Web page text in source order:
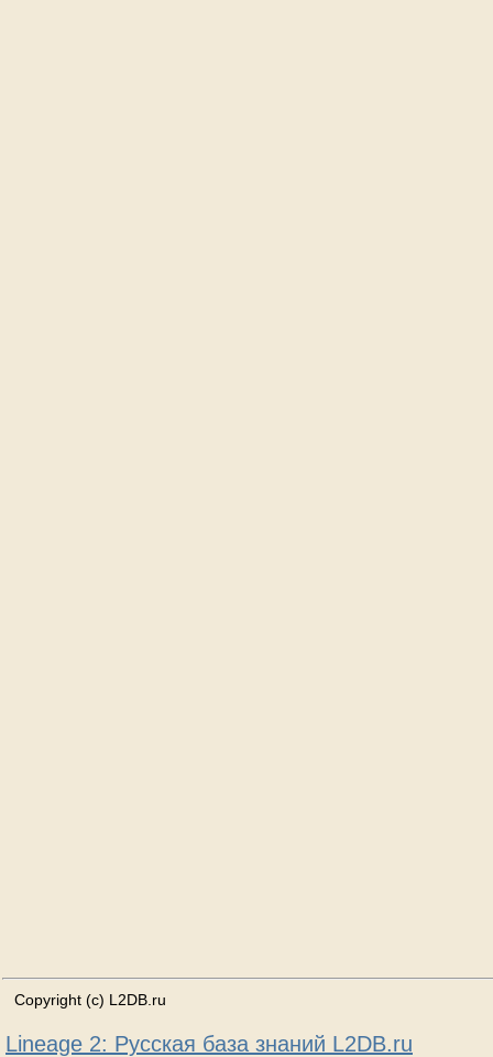
Copyright (c) L2DB.ru
Lineage 2: Русская база знаний L2DB.ru